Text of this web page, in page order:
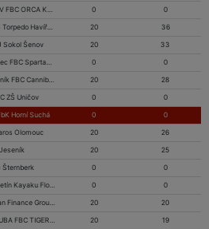
FBC ORCA KRNOV FBC ORCA KRNOV 0 0
Torpedo Havířov B Torpedo Havířov B 20 36
Sokol Šenov 20 33
FBC Spartak Bílovec FBC Spartak Bílovec 0 0
FBC Cannibals Lipník FBC Cannibals Lipník 20 28
ZŠ Uničov 0 0
Horní Suchá 0 0
Olomouc 20 26
20 25
Šternberk 0 0
Kayaku Florbal Vsetín Kayaku Florbal Vsetín 0 0
FBC Letka B Toman Finance Group FBC Letka B Toman Finance Group 20 20
FBC TIGERS PORUBA FBC TIGERS PORUBA 20 19